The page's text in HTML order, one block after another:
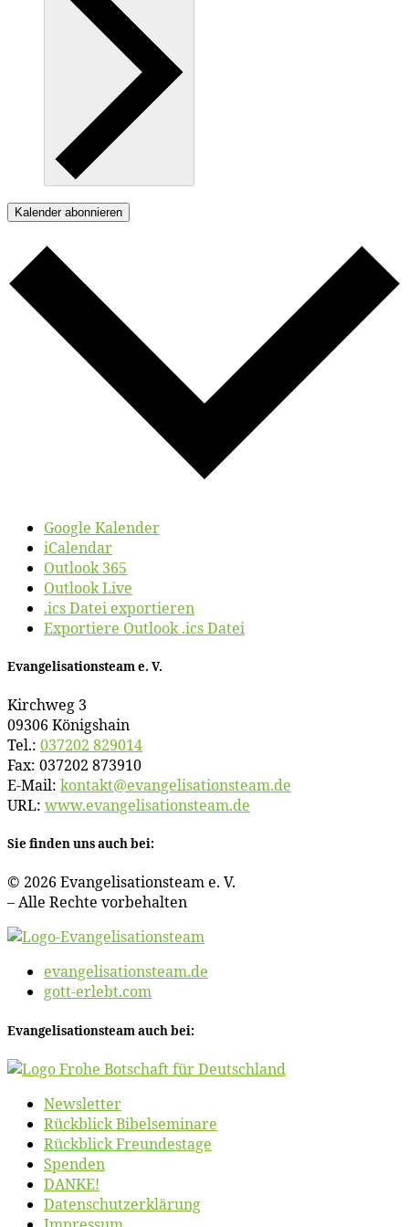
Kalender abonnieren
Google Kalender
iCalendar
Outlook 365
Outlook Live
.ics Datei exportieren
Exportiere Outlook .ics Datei
Evan­ge­li­sa­ti­ons­team e. V.
Kirch­weg 3
09306 Königshain
Tel.: 037202 829014
Fax: 037202 873910
E‑Mail: kontakt@​evangelisationsteam.​de
URL: www​.evan​ge​li​sa​ti​ons​team​.de
Sie fin­den uns auch bei:
© 2026 Evan­ge­li­sa­ti­ons­team e. V.
– Al­le Rech­te vorbehalten
evangelisationsteam.de
gott-erlebt.com
Evan­ge­li­sa­ti­ons­team auch bei:
News­let­ter
Rück­blick Bibelseminare
Rück­blick Freundestage
Spen­den
DANKE!
Daten­schutz­er­klä­rung